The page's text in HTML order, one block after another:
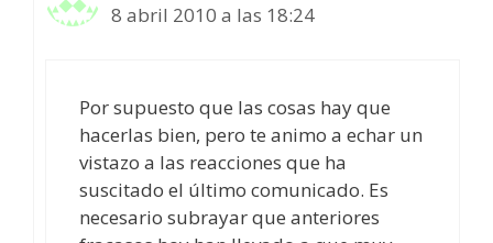
8 abril 2010 a las 18:24
Por supuesto que las cosas hay que
hacerlas bien, pero te animo a echar un
vistazo a las reacciones que ha
suscitado el último comunicado. Es
necesario subrayar que anteriores